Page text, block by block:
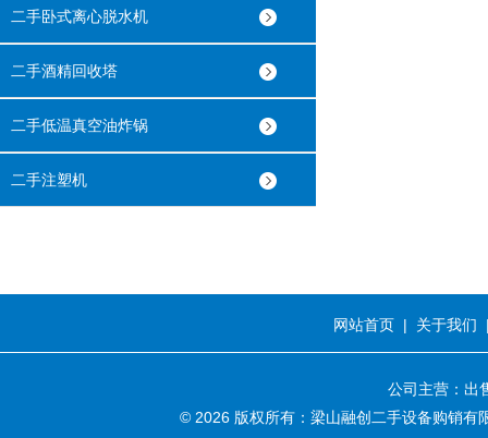
二手卧式离心脱水机
二手酒精回收塔
二手低温真空油炸锅
二手注塑机
网站首页 | 关于我们
公司主营：出
© 2026 版权所有：梁山融创二手设备购销